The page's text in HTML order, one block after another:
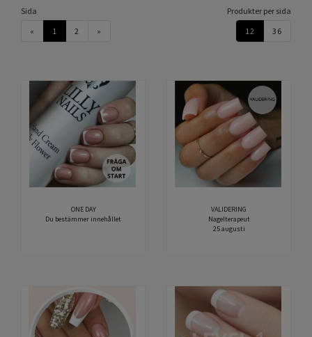
Sida
«
1 2 »
Produkter per sida
12
36
ONE DAY
Du bestämmer innehållet
VALIDERING
Nagelterapeut
25 augusti